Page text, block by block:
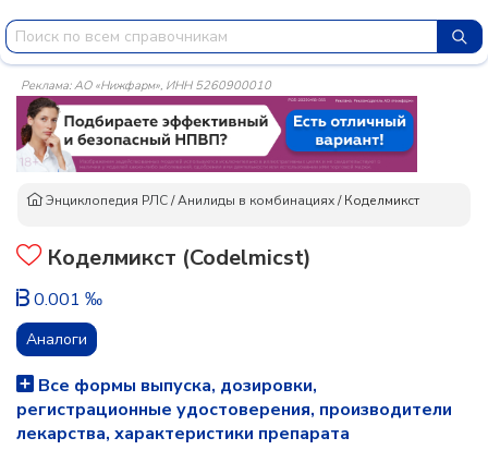
Реклама: АО «Нижфарм», ИНН 5260900010
Энциклопедия РЛС/Анилиды в комбинациях/Коделмикст
Коделмикст (Codelmicst)
0.001 ‰
Аналоги
Все формы выпуска, дозировки,
регистрационные удостоверения, производители
лекарства, характеристики препарата